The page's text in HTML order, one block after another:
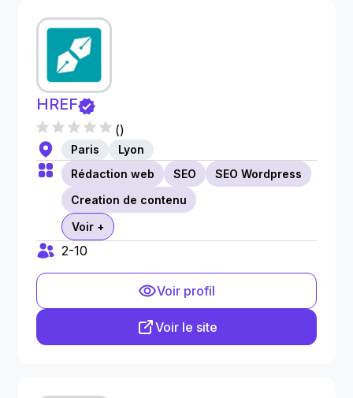
HREF
()
Paris
Lyon
Rédaction web
SEO
SEO Wordpress
Creation de contenu
Voir +
2-10
Voir profil
Voir le site